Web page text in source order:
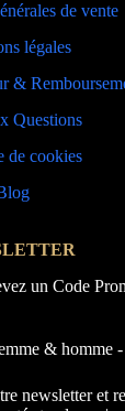
de vente
légales
&
Questions
de cookies
un Code
& homme
newsletter et